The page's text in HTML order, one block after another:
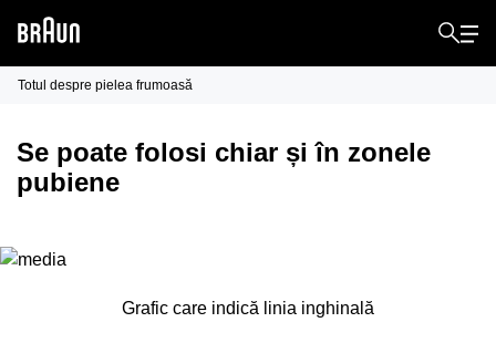
Totul despre pielea frumoasă
Se poate folosi chiar și în zonele
pubiene
Grafic care indică linia inghinală